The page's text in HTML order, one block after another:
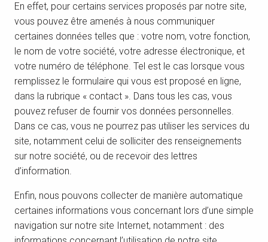
En effet, pour certains services proposés par notre site,
vous pouvez être amenés à nous communiquer
certaines données telles que : votre nom, votre fonction,
le nom de votre société, votre adresse électronique, et
votre numéro de téléphone. Tel est le cas lorsque vous
remplissez le formulaire qui vous est proposé en ligne,
dans la rubrique « contact ». Dans tous les cas, vous
pouvez refuser de fournir vos données personnelles.
Dans ce cas, vous ne pourrez pas utiliser les services du
site, notamment celui de solliciter des renseignements
sur notre société, ou de recevoir des lettres
d’information.
Enfin, nous pouvons collecter de manière automatique
certaines informations vous concernant lors d’une simple
navigation sur notre site Internet, notamment : des